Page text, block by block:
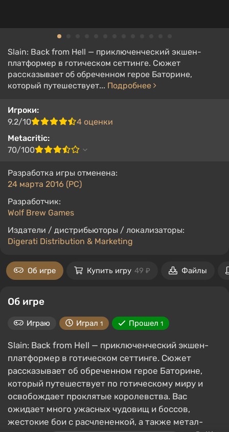
Slain: Back from Hell — приключенческий экшен-
платформер в готическом сеттинге. Сюжет
рассказывает об обреченном герое Баторине,
который путешествует... Подробнее
Игроки:
9.2/10
4 оценки
Metacritic:
70/100
Разработка игры отменена:
24 марта 2016 (PC)
Разработчик:
Wolf Brew Games
Издатели / дистрибьюторы / локализаторы:
Digerati Distribution & Marketing
Об игре Купить игру 49 ₽ Файлы
Об игре
Играю Играл 1 Прошел 1
Slain: Back from Hell — приключенческий экшен-
платформер в готическом сеттинге. Сюжет
рассказывает об обреченном герое Баторине,
который путешествует по готическому миру и
освобождает проклятые королевства. Вас
ожидает много ужасных чудовищ и боссов,
жестокие бои с расчлененкой, а также метал-